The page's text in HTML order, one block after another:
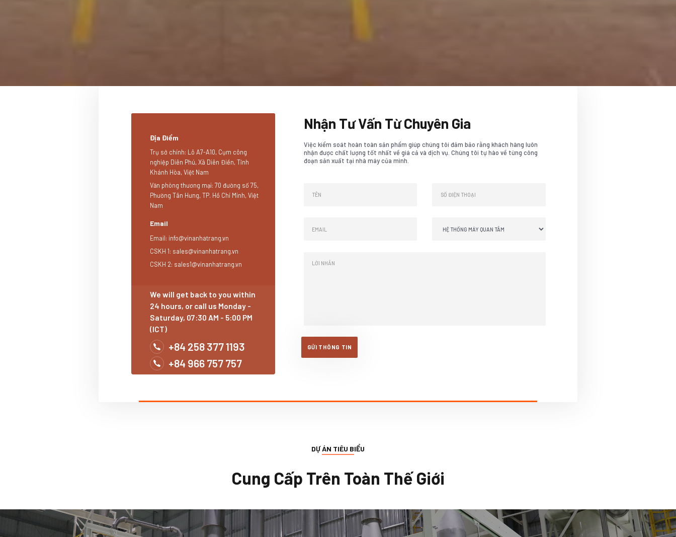
Địa Điểm
Trụ sở chính: Lô A7-A10, Cụm công
nghiệp Diên Phú, Xã Diên Điền, Tỉnh
Khánh Hòa, Việt Nam
Văn phòng thương mại: 70 đường số 75,
Phường Tân Hưng, TP. Hồ Chí Minh, Việt
Nam
Email
Email: info@vinanhatrang.vn
CSKH 1: sales@vinanhatrang.vn
CSKH 2: sales1@vinanhatrang.vn
We will get back to you within
24 hours, or call us Monday -
Saturday, 07:30 AM - 5:00 PM
(ICT)
+84 258 377 1193
+84 966 757 757
Nhận Tư Vấn Từ Chuyên Gia
Việc kiểm soát hoàn toàn sản phẩm giúp chúng tôi đảm bảo rằng khách hàng luôn
nhận được chất lượng tốt nhất về giá cả và dịch vụ. Chúng tôi tự hào về từng công
đoạn sản xuất tại nhà máy của mình.
DỰ ÁN TIÊU BIỂU
Cung Cấp Trên Toàn Thế Giới